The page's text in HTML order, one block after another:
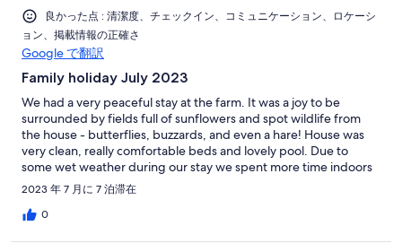
良かった点 : 清潔度、チェックイン、コミュニケーション、ロケーシ
ョン、掲載情報の正確さ
Google で翻訳
Family holiday July 2023
We had a very peaceful stay at the farm. It was a joy to be
surrounded by fields full of sunflowers and spot wildlife from
the house - butterflies, buzzards, and even a hare! House was
very clean, really comfortable beds and lovely pool. Due to
some wet weather during our stay we spent more time indoors
than hoped and found it tricky seating 8 of us comfortably in the
living room - maybe an extra sofa could be added to provide
additional seating? Overall a wonderful stay and would
2023 年 7 月に 7 泊滞在
0